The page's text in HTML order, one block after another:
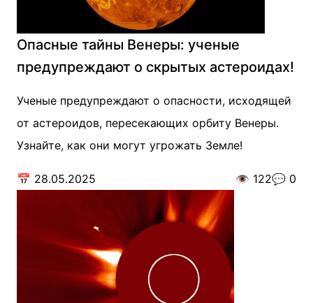
Опасные тайны Венеры: ученые
предупреждают о скрытых астероидах!
Ученые предупреждают о опасности, исходящей
от астероидов, пересекающих орбиту Венеры.
Узнайте, как они могут угрожать Земле!
📅 28.05.2025 👁️ 122💬 0